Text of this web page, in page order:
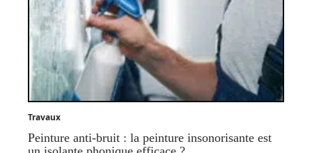
Travaux
Peinture anti-bruit : la peinture insonorisante est